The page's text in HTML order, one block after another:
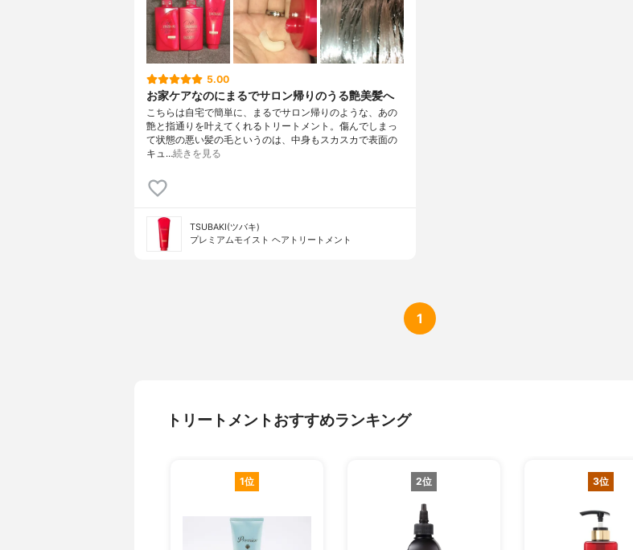
5.00
お家ケアなのにまるでサロン帰りのうる艶美髪へ
こちらは自宅で簡単に、まるでサロン帰りのような、あの
艶と指通りを叶えてくれるトリートメント。傷んでしまっ
て状態の悪い髪の毛というのは、中身もスカスカで表面の
キュ…続きを見る
TSUBAKI(ツバキ)
プレミアムモイスト ヘアトリートメント
1
トリートメントおすすめランキング
1位 2位 3位